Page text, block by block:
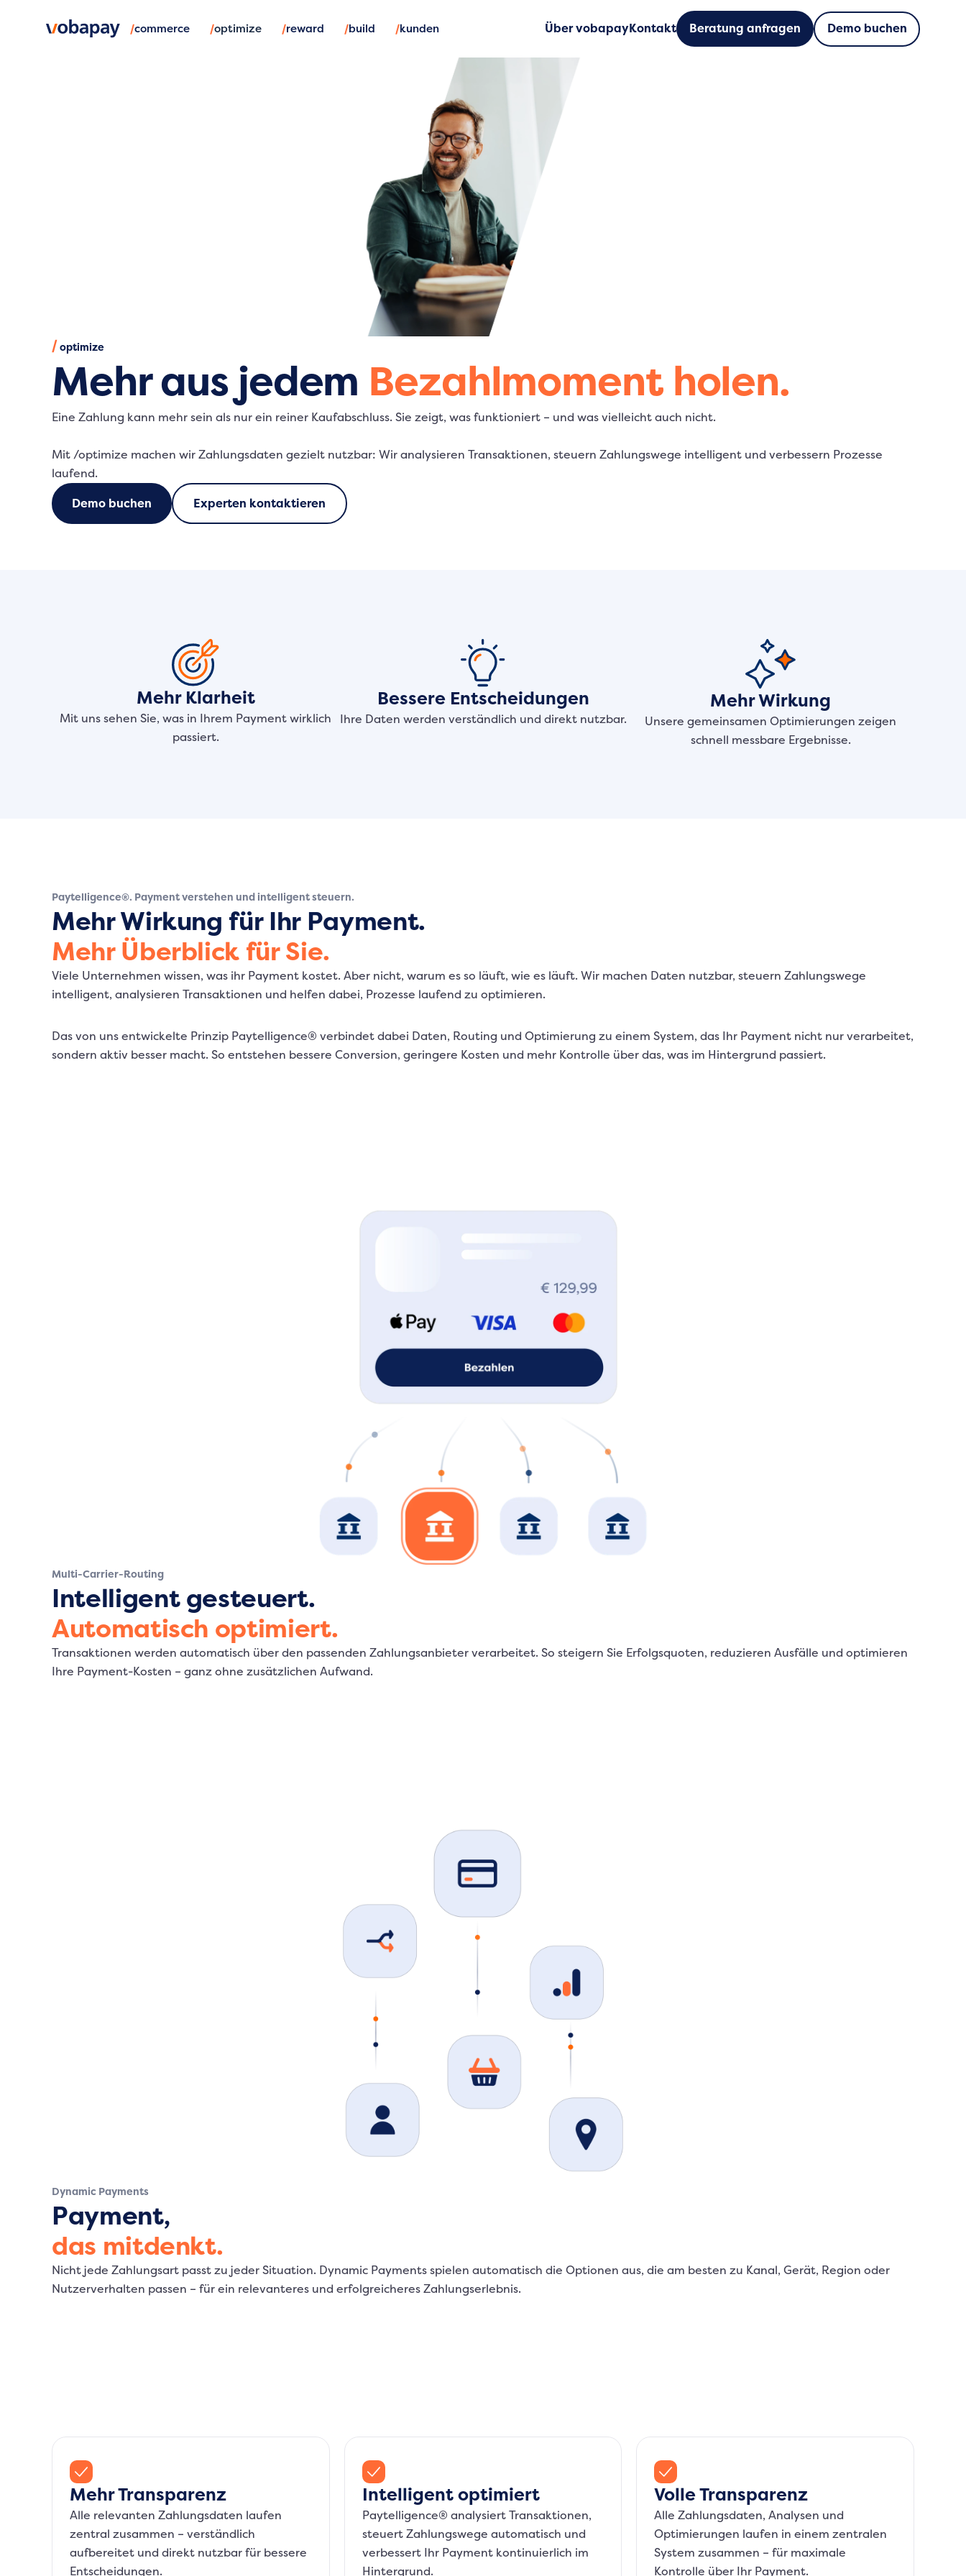
/commerce /optimize /reward /build /kunden Über vobapayKontakt Beratung anfragen Demo buchen
/optimize
Mehr aus jedem Bezahlmoment holen.
Eine Zahlung kann mehr sein als nur ein reiner Kaufabschluss. Sie zeigt, was funktioniert – und was vielleicht auch nicht.
Mit /optimize machen wir Zahlungsdaten gezielt nutzbar: Wir analysieren Transaktionen, steuern Zahlungswege intelligent und verbessern Prozesse
laufend.
Demo buchen Experten kontaktieren
Mehr Klarheit
Mit uns sehen Sie, was in Ihrem Payment wirklich
passiert.
Bessere Entscheidungen
Ihre Daten werden verständlich und direkt nutzbar.
Mehr Wirkung
Unsere gemeinsamen Optimierungen zeigen
schnell messbare Ergebnisse.
Paytelligence®. Payment verstehen und intelligent steuern.
Mehr Wirkung für Ihr Payment.
Mehr Überblick für Sie.
Viele Unternehmen wissen, was ihr Payment kostet. Aber nicht, warum es so läuft, wie es läuft. Wir machen Daten nutzbar, steuern Zahlungswege
intelligent, analysieren Transaktionen und helfen dabei, Prozesse laufend zu optimieren.
Das von uns entwickelte Prinzip Paytelligence® verbindet dabei Daten, Routing und Optimierung zu einem System, das Ihr Payment nicht nur verarbeitet,
sondern aktiv besser macht. So entstehen bessere Conversion, geringere Kosten und mehr Kontrolle über das, was im Hintergrund passiert.
Multi-Carrier-Routing
Intelligent gesteuert.
Automatisch optimiert.
Transaktionen werden automatisch über den passenden Zahlungsanbieter verarbeitet. So steigern Sie Erfolgsquoten, reduzieren Ausfälle und optimieren
Ihre Payment-Kosten – ganz ohne zusätzlichen Aufwand.
Dynamic Payments
Payment,
das mitdenkt.
Nicht jede Zahlungsart passt zu jeder Situation. Dynamic Payments spielen automatisch die Optionen aus, die am besten zu Kanal, Gerät, Region oder
Nutzerverhalten passen – für ein relevanteres und erfolgreicheres Zahlungserlebnis.
Mehr Transparenz
Alle relevanten Zahlungsdaten laufen
zentral zusammen – verständlich
aufbereitet und direkt nutzbar für bessere
Entscheidungen.
Intelligent optimiert
Paytelligence® analysiert Transaktionen,
steuert Zahlungswege automatisch und
verbessert Ihr Payment kontinuierlich im
Hintergrund.
Volle Transparenz
Alle Zahlungsdaten, Analysen und
Optimierungen laufen in einem zentralen
System zusammen – für maximale
Kontrolle über Ihr Payment.